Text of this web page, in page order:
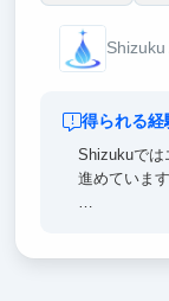
得られる経
Shizukuでは
進めています